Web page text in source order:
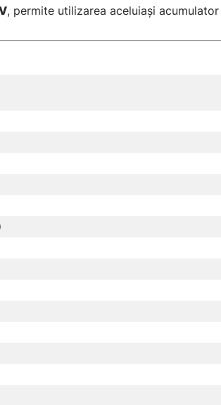
, permite utilizarea aceluiaşi